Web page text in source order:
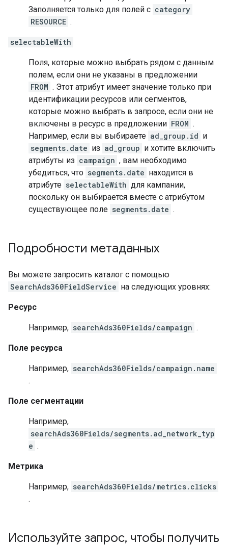
Заполняется только для полей с category
RESOURCE .
selectableWith
Поля, которые можно выбрать рядом с данным
полем, если они не указаны в предложении
FROM . Этот атрибут имеет значение только при
идентификации ресурсов или сегментов,
которые можно выбрать в запросе, если они не
включены в ресурс в предложении FROM .
Например, если вы выбираете ad_group.id и
segments.date из ad_group и хотите включить
атрибуты из campaign , вам необходимо
убедиться, что segments.date находится в
атрибуте selectableWith для кампании,
поскольку он выбирается вместе с атрибутом
существующее поле segments.date .
Подробности метаданных
Вы можете запросить каталог с помощью
SearchAds360FieldService на следующих уровнях:
Ресурс
Например, searchAds360Fields/campaign .
Поле ресурса
Например, searchAds360Fields/campaign.name
.
Поле сегментации
Например,
searchAds360Fields/segments.ad_network_typ
e .
Метрика
Например, searchAds360Fields/metrics.clicks
.
Используйте запрос, чтобы получить